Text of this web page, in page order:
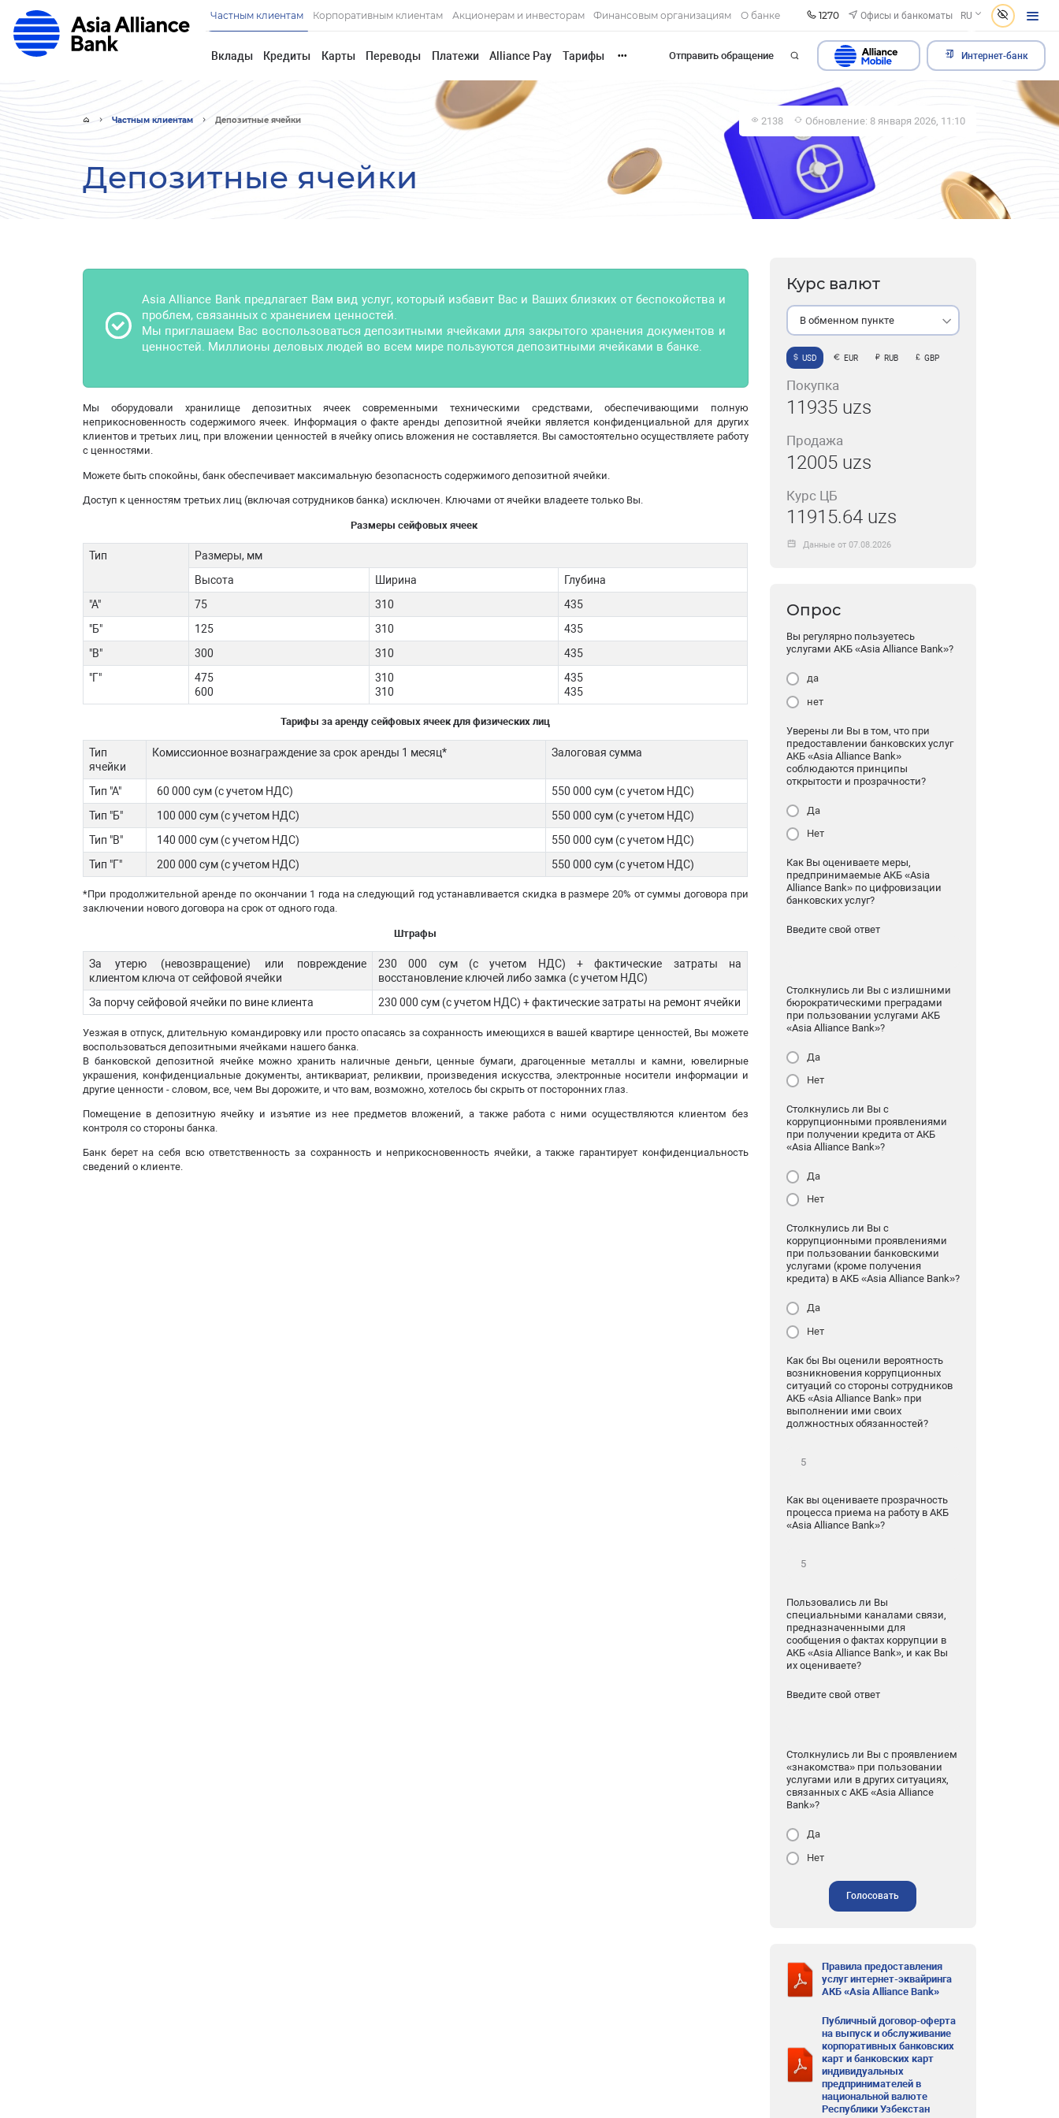
Частным клиентам Корпоративным клиентам Акционерам и инвесторам Финансовым организациям О банке 1270 Офисы и банкоматы RU
Вклады Кредиты Карты Переводы Платежи Alliance Pay Тарифы ••• Отправить обращение Интернет-банк
Частным клиентам Депозитные ячейки 2138 Обновление: 8 января 2026, 11:10
Депозитные ячейки
Asia Alliance Bank предлагает Вам вид услуг, который избавит Вас и Ваших близких от беспокойства и
проблем, связанных с хранением ценностей.
Мы приглашаем Вас воспользоваться депозитными ячейками для закрытого хранения документов и
ценностей. Миллионы деловых людей во всем мире пользуются депозитными ячейками в банке.
Мы оборудовали хранилище депозитных ячеек современными техническими средствами, обеспечивающими полную
неприкосновенность содержимого ячеек. Информация о факте аренды депозитной ячейки является конфиденциальной для других
клиентов и третьих лиц, при вложении ценностей в ячейку опись вложения не составляется. Вы самостоятельно осуществляете работу
с ценностями.
Можете быть спокойны, банк обеспечивает максимальную безопасность содержимого депозитной ячейки.
Доступ к ценностям третьих лиц (включая сотрудников банка) исключен. Ключами от ячейки владеете только Вы.
Размеры сейфовых ячеек
Тип
Размеры, мм
Высота
Ширина
Глубина
"А"
75 310
435
"Б"
125 310
435
"В"
300 310
435
"Г"
475
600
310
310
435
435
Тарифы за аренду сейфовых ячеек для физических лиц
Тип
ячейки
Комиссионное вознаграждение за срок аренды 1 месяц* Залоговая сумма
Тип "А" 60 000 сум (с учетом НДС)
550 000 сум (с учетом НДС)
Тип "Б"
100 000 сум (с учетом НДС)
550 000 сум (с учетом НДС)
Тип "В"
140 000 сум (с учетом НДС)
550 000 сум (с учетом НДС)
Тип "Г"
200 000 сум (с учетом НДС) 550 000 сум (с учетом НДС)
*При продолжительной аренде по окончании 1 года на следующий год устанавливается скидка в размере 20% от суммы договора при
заключении нового договора на срок от одного года.
Штрафы
За утерю (невозвращение) или повреждение
клиентом ключа от сейфовой ячейки
230 000 сум (с учетом НДС) + фактические затраты на
восстановление ключей либо замка (с учетом НДС)
За порчу сейфовой ячейки по вине клиента
230 000 сум (с учетом НДС) + фактические затраты на ремонт ячейки
Уезжая в отпуск, длительную командировку или просто опасаясь за сохранность имеющихся в вашей квартире ценностей, Вы можете
воспользоваться депозитными ячейками нашего банка.
В банковской депозитной ячейке можно хранить наличные деньги, ценные бумаги, драгоценные металлы и камни, ювелирные
украшения, конфиденциальные документы, антиквариат, реликвии, произведения искусства, электронные носители информации и
другие ценности - словом, все, чем Вы дорожите, и что вам, возможно, хотелось бы скрыть от посторонних глаз.
Помещение в депозитную ячейку и изъятие из нее предметов вложений, а также работа с ними осуществляются клиентом без
контроля со стороны банка.
Банк берет на себя всю ответственность за сохранность и неприкосновенность ячейки, а также гарантирует конфиденциальность
сведений о клиенте.
Курс валют
В обменном пункте
USD EUR RUB GBP
Покупка
11935 uzs
Продажа
12005 uzs
Курс ЦБ
11915.64 uzs
Данные от 07.08.2026
Опрос
Вы регулярно пользуетесь
услугами АКБ «Asia Alliance Bank»?
да
нет
Уверены ли Вы в том, что при
предоставлении банковских услуг
АКБ «Asia Alliance Bank»
соблюдаются принципы
открытости и прозрачности?
Да
Нет
Как Вы оцениваете меры,
предпринимаемые АКБ «Asia
Alliance Bank» по цифровизации
банковских услуг?
Введите свой ответ
Столкнулись ли Вы с излишними
бюрократическими преградами
при пользовании услугами АКБ
«Asia Alliance Bank»?
Да
Нет
Столкнулись ли Вы с
коррупционными проявлениями
при получении кредита от АКБ
«Asia Alliance Bank»?
Да
Нет
Столкнулись ли Вы с
коррупционными проявлениями
при пользовании банковскими
услугами (кроме получения
кредита) в АКБ «Asia Alliance Bank»?
Да
Нет
Как бы Вы оценили вероятность
возникновения коррупционных
ситуаций со стороны сотрудников
АКБ «Asia Alliance Bank» при
выполнении ими своих
должностных обязанностей?
Как вы оцениваете прозрачность
процесса приема на работу в АКБ
«Asia Alliance Bank»?
Пользовались ли Вы
специальными каналами связи,
предназначенными для
сообщения о фактах коррупции в
АКБ «Asia Alliance Bank», и как Вы
их оцениваете?
Введите свой ответ
Столкнулись ли Вы с проявлением
«знакомства» при пользовании
услугами или в других ситуациях,
связанных с АКБ «Asia Alliance
Bank»?
Да
Нет
Голосовать
Правила предоставления
услуг интернет-эквайринга
АКБ «Asia Alliance Bank»
Публичный договор-оферта
на выпуск и обслуживание
корпоративных банковских
карт и банковских карт
индивидуальных
предпринимателей в
национальной валюте
Республики Узбекстан